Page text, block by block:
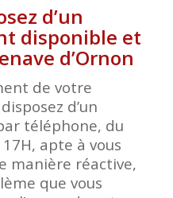
d’un
disponible et
d’Ornon
de votre
d’un
téléphone, du
apte à vous
manière réactive,
que vous